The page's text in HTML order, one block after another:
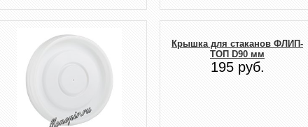
Крышка для стаканов ФЛИП-
ТОП D90 мм
195 руб.